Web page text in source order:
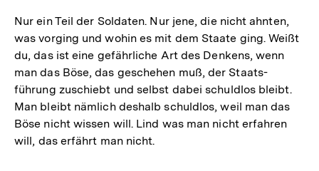
Nur ein Teil der Soldaten. Nur jene, die nicht ahnten,
was vorging und wohin es mit dem Staate ging. Weißt
du, das ist eine gefährliche Art des Denkens, wenn
man das Böse, das geschehen muß, der Staats-
führung zuschiebt und selbst dabei schuldlos bleibt.
Man bleibt nämlich deshalb schuldlos, weil man das
Böse nicht wissen will. Lind was man nicht erfahren
will, das erfährt man nicht.